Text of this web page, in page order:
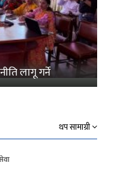
लागू गर्ने
थप सामाग्री